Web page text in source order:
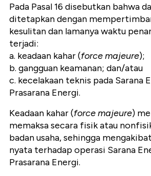
Pada Pasal 16 disebutkan bahwa
ditetapkan dengan
kesulitan dan lamanya waktu
terjadi:
a. keadaan kahar (force majeure);
b. gangguan keamanan; dan/atau
c. kecelakaan teknis pada Sarana
Prasarana Energi.
Keadaan kahar (force majeure)
memaksa secara fisik atau
badan usaha, sehingga
nyata terhadap operasi Sarana
Prasarana Energi.